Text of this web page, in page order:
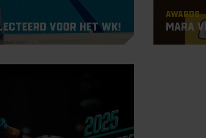
voor het WK!
Awards
Mara